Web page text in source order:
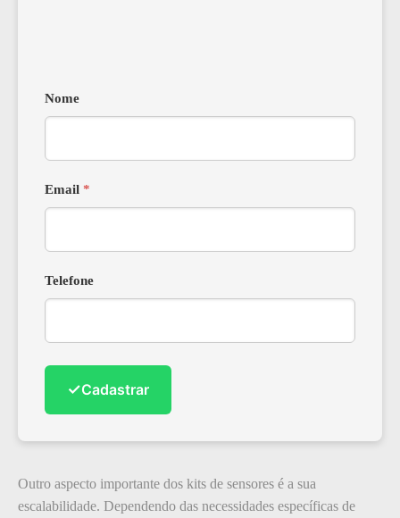
Nome
Email *
Telefone
✓Cadastrar
Outro aspecto importante dos kits de sensores é a sua
escalabilidade. Dependendo das necessidades específicas de